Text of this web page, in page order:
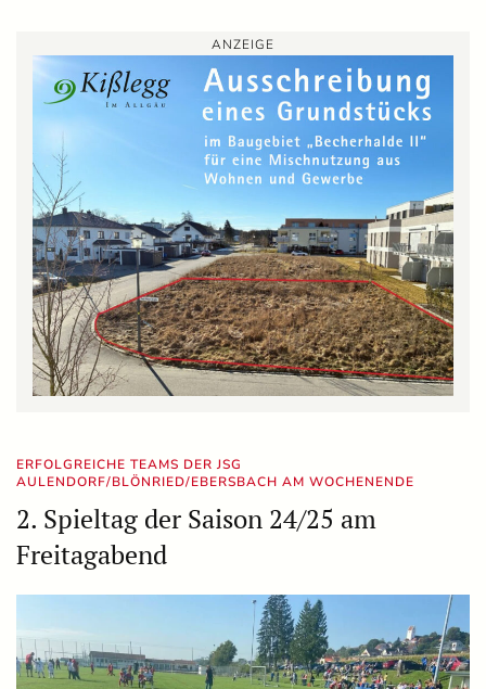
ANZEIGE
ERFOLGREICHE TEAMS DER JSG
AULENDORF/BLÖNRIED/EBERSBACH AM WOCHENENDE
2. Spieltag der Saison 24/25 am
Freitagabend